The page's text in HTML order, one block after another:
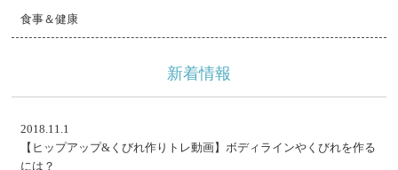
食事＆健康
新着情報
2018.11.1
【ヒップアップ&くびれ作りトレ動画】ボディラインやくびれを作る
には？